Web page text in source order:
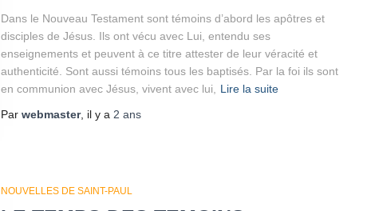
Dans le Nouveau Testament sont témoins d’abord les apôtres et
disciples de Jésus. Ils ont vécu avec Lui, entendu ses
enseignements et peuvent à ce titre attester de leur véracité et
authenticité. Sont aussi témoins tous les baptisés. Par la foi ils sont
en communion avec Jésus, vivent avec lui, Lire la suite
Par webmaster, il y a 2 ans
NOUVELLES DE SAINT-PAUL